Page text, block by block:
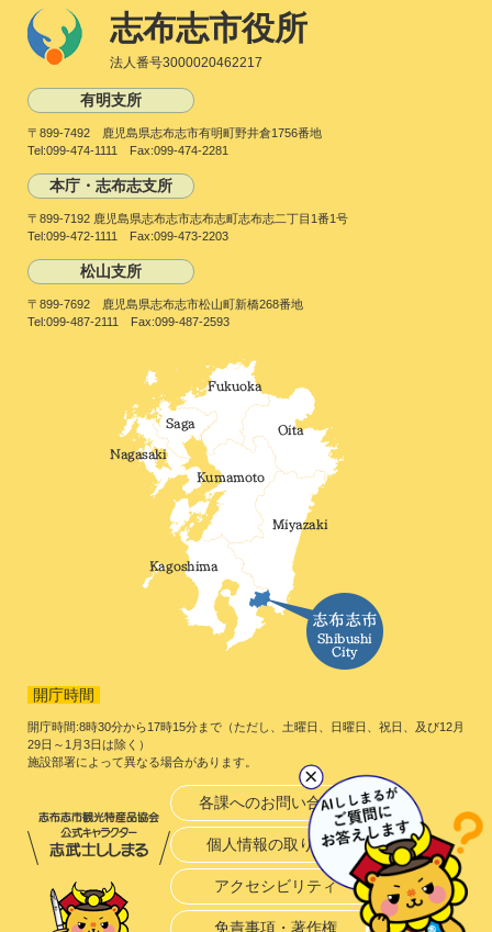
志布志市役所
法人番号3000020462217
有明支所
〒899-7492 鹿児島県志布志市有明町野井倉1756番地
Tel:099-474-1111 Fax:099-474-2281
本庁・志布志支所
〒899-7192 鹿児島県志布志市志布志町志布志二丁目1番1号
Tel:099-472-1111 Fax:099-473-2203
松山支所
〒899-7692 鹿児島県志布志市松山町新橋268番地
Tel:099-487-2111 Fax:099-487-2593
開庁時間
開庁時間:8時30分から17時15分まで（ただし、土曜日、日曜日、祝日、及び12月
29日～1月3日は除く）
施設部署によって異なる場合があります。
各課へのお問い合わせ
個人情報の取り扱い
アクセシビリティ
免責事項・著作権